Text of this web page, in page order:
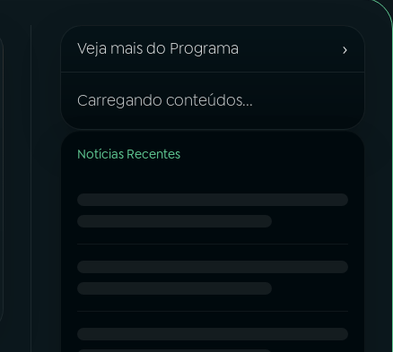
Veja mais do Programa ›
Carregando conteúdos...
Notícias Recentes